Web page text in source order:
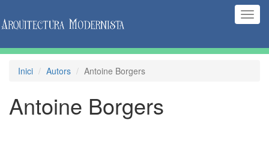
Inici Autors Antoine Borgers
Antoine Borgers